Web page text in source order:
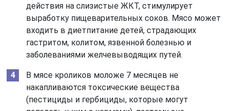
действия на слизистые ЖКТ, стимулирует
выработку пищеварительных соков. Мясо может
входить в диетпитание детей, страдающих
гастритом, колитом, язвенной болезнью и
заболеваниями желчевыводящих путей.
В мясе кроликов моложе 7 месяцев не
накапливаются токсические вещества
(пестициды и гербициды, которые могут